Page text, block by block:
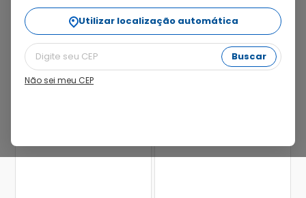
Utilizar localização automática
Buscar
Não sei meu CEP
Ordenar Por
relevância